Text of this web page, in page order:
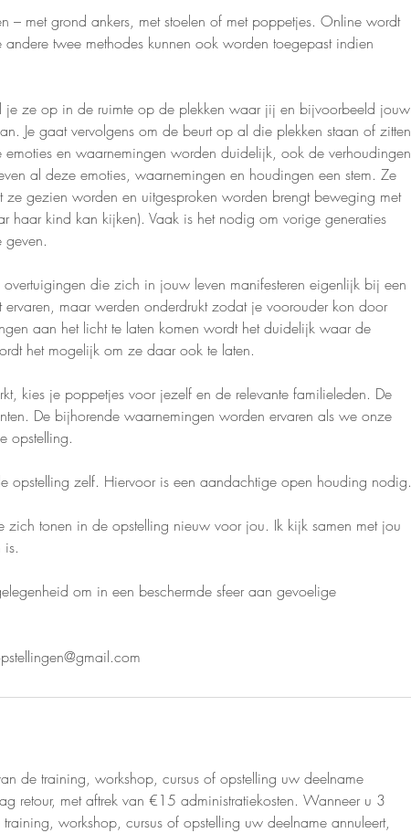
– met grond ankers, met stoelen of met poppetjes. Online wordt
twee methodes kunnen ook worden toegepast indien
je ze op in de ruimte op de plekken waar jij en bijvoorbeeld jouw
Je gaat vervolgens om de beurt op al die plekken staan of zitten
en waarnemingen worden duidelijk, ook de verhoudingen
al deze emoties, waarnemingen en houdingen een stem. Ze
gezien worden en uitgesproken worden brengt beweging met
haar kind kan kijken). Vaak is het nodig om vorige generaties
geven.
die zich in jouw leven manifesteren eigenlijk bij een
maar werden onderdrukt zodat je voorouder kon door
aan het licht te laten komen wordt het duidelijk waar de
het mogelijk om ze daar ook te laten.
kies je poppetjes voor jezelf en de relevante familieleden. De
De bijhorende waarnemingen worden ervaren als we onze
opstelling.
opstelling zelf. Hiervoor is een aandachtige open houding nodig.
zich tonen in de opstelling nieuw voor jou. Ik kijk samen met jou
is.
om in een beschermde sfeer aan gevoelige
de training, workshop, cursus of opstelling uw deelname
retour, met aftrek van €15 administratiekosten. Wanneer u 3
workshop, cursus of opstelling uw deelname annuleert,